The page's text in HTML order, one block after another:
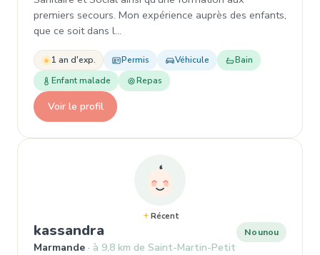
premiers secours. Mon expérience auprès des enfants,
que ce soit dans l…
1 an d'exp. Permis Véhicule
Bain
Enfant malade
Repas
Voir le profil
Récent
kassandra , Nounou à Marmande
Marmande à 9,8 km de Saint-Martin-Petit
Nounou